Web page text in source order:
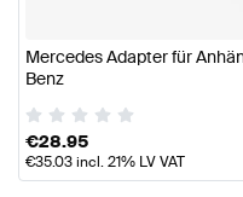
Mercedes Adapter für
Benz
€28.95
€35.03incl. 21% LV VAT